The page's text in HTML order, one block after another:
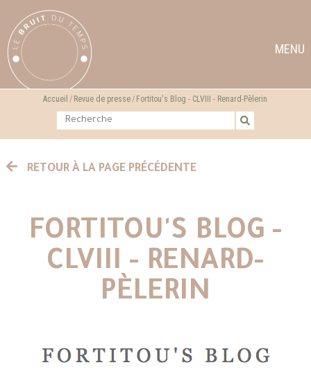
MENU
Accueil Revue de presse Fortitou's Blog - CLVIII - Renard-Pèlerin
RETOUR À LA PAGE PRÉCÉDENTE
FORTITOU'S BLOG -
CLVIII - RENARD-
PÈLERIN